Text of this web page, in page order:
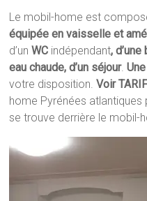
Le mobil-home est
équipée en vaisselle et
d’unWC indépendant,
eau chaude, d’un séjour.
votre disposition.Voir
home Pyrénées atlantiques
se trouve derrière le mobil-